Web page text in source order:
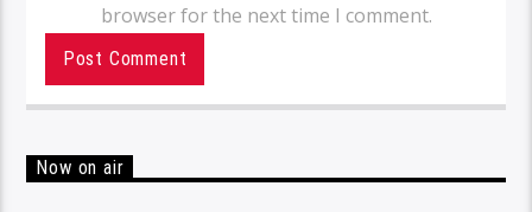
browser for the next time I comment.
Now on air